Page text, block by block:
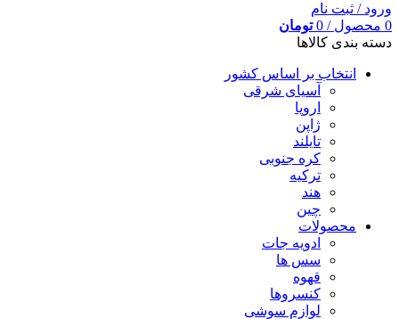
ورود / ثبت نام
0 محصول /
0 تومان
دسته بندی کالاها
انتخاب بر اساس کشور
آسیای شرقی
اروپا
ژاپن
تایلند
کره جنوبی
ترکیه
هند
چین
محصولات
ادویه جات
سس ها
قهوه
کنسروها
لوازم سوشی